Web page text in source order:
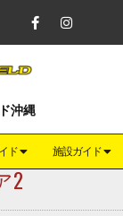
沖縄
ド 施設ガイド
2